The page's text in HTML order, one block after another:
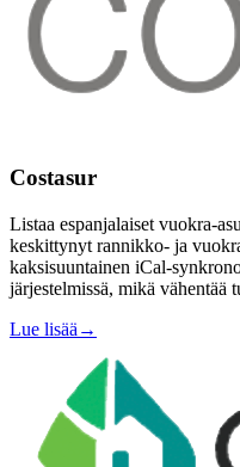
Costasur
Listaa espanjalaiset vuokra-
keskittynyt rannikko- ja
kaksisuuntainen iCal-
järjestelmissä, mikä vähentää
Lue lisää →